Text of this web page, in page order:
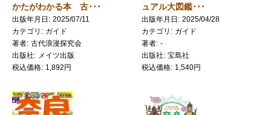
かたがわかる本 古･･･
出版年月日
2025/07/11
カテゴリ
ガイド
著者 古代浪漫探究会
出版社
メイツ出版
税込価格
1,892円
ュアル大図鑑･･･
出版年月日
2025/04/28
カテゴリ
ガイド
著者 -
出版社
宝島社
税込価格
1,540円